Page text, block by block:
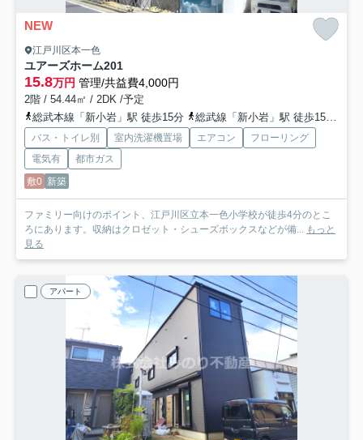
NEW
江戸川区本一色
ユアーズホーム201
15.8万円 管理/共益費4,000円
2階 / 54.44㎡ / 2DK /予定
総武本線「新小岩」駅 徒歩15分
総武線「新小岩」駅 徒歩15分
バス・トイレ別 室内洗濯機置場 エアコン
フローリング
電気有
都市ガス
敷0 新築
ファミリー向けのポイント、江戸川区立本一色小学校が徒歩4分のとこ
ろにあります。収納はクロゼット・シューズボックスなどが備... もっと
見る
アパート